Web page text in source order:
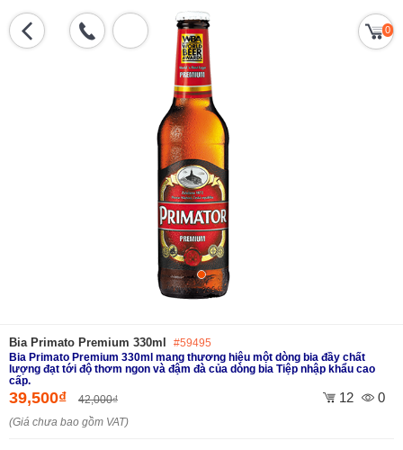
0
Bia Primato Premium 330ml #59495
Bia Primato Premium 330ml mang thương hiệu một dòng bia đầy chất
lượng đạt tới độ thơm ngon và đậm đà của dòng bia Tiệp nhập khẩu cao
cấp.
39,500₫ 42,000₫ 12 0
(Giá chưa bao gồm VAT)